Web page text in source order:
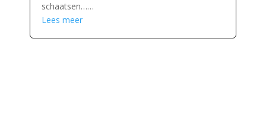
schaatsen……
Lees meer